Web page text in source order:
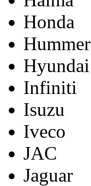
Honda
Hummer
Hyundai
Infiniti
Isuzu
Iveco
JAC
Jaguar